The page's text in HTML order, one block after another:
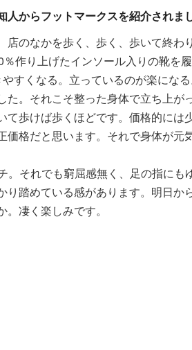
人からフットマークスを紹介されま
のなかを歩く、歩く、歩いて終わ
作り上げたインソール入りの靴を
すくなる。立っているのが楽にな
。それこそ整った身体で立ち上が
歩けば歩くほどです。価格的には
格だと思います。それで身体が元
それでも窮屈感無く、足の指にも
り踏めている感があります。明日か
凄く楽しみです。